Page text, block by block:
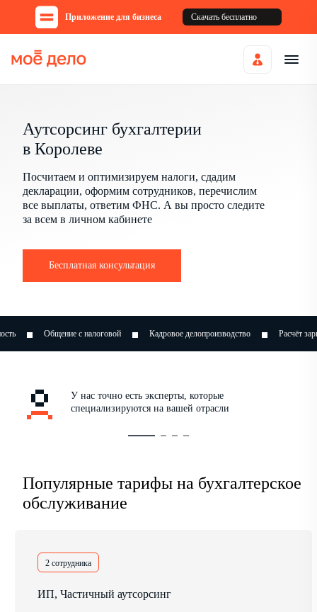
Приложение для бизнеса Скачать бесплатно
Аутсорсинг бухгалтерии
в Королеве
Посчитаем и оптимизируем налоги, сдадим
декларации, оформим сотрудников, перечислим
все выплаты, ответим ФНС. А вы просто следите
за всем в личном кабинете
Бесплатная консультация
налоговой Кадровое делопроизводство Расчёт зарплат
У нас точно есть эксперты, которые
специализируются на вашей отрасли
Популярные тарифы на бухгалтерское
обслуживание
2 сотрудника
ИП, Частичный аутсорсинг